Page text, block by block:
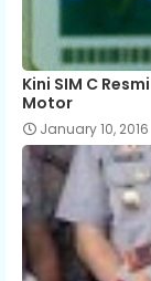
Kini SIM C
Motor
January 10, 2016